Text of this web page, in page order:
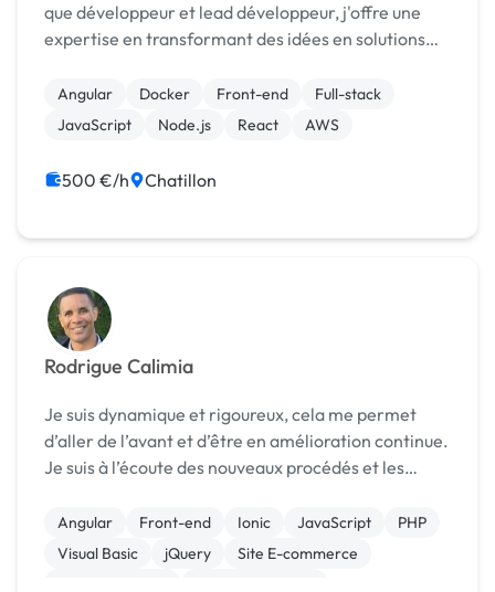
que développeur et lead développeur, j'offre une
expertise en transformant des idées en solutions
approche est centrée sur la création de valeur
ajout...
Angular Docker Front-end
Full-stack
JavaScript
Node.js React AWS
500 €/h Chatillon
Rodrigue Calimia
Je suis dynamique et rigoureux, cela me permet
d’aller de l’avant et d’être en amélioration continue.
Je suis à l’écoute des nouveaux procédés et les
plus vite mais à plusieurs on va plus lo...
Angular Front-end Ionic JavaScript
PHP
Visual Basic
jQuery
Site E-commerce